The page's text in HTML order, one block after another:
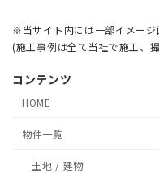
※当サイト内には一部イメージ
(施工事例は全て当社で施工、
コンテンツ
HOME
物件一覧
土地 / 建物